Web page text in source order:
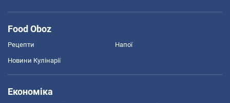
Food Oboz
Рецепти Напої
Новини Кулінарії
Економіка